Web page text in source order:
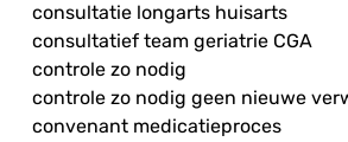
consultatie longarts huisarts
consultatief team geriatrie CGA
controle zo nodig
controle zo nodig geen nieuwe
convenant medicatieproces